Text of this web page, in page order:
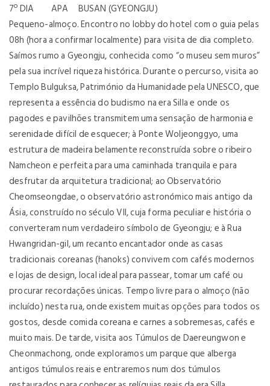
7º DIA APA BUSAN (GYEONGJU)
Pequeno-almoço. Encontro no lobby do hotel com o guia pelas
08h (hora a confirmar localmente) para visita de dia completo.
Saímos rumo a Gyeongju, conhecida como “o museu sem muros”
pela sua incrível riqueza histórica. Durante o percurso, visita ao
Templo Bulguksa, Património da Humanidade pela UNESCO, que
representa a essência do budismo na era Silla e onde os
pagodes e pavilhões transmitem uma sensação de harmonia e
serenidade difícil de esquecer; à Ponte Woljeonggyo, uma
estrutura de madeira belamente reconstruída sobre o ribeiro
Namcheon e perfeita para uma caminhada tranquila e para
desfrutar da arquitetura tradicional; ao Observatório
Cheomseongdae, o observatório astronómico mais antigo da
Ásia, construído no século VII, cuja forma peculiar e história o
converteram num verdadeiro símbolo de Gyeongju; e à Rua
Hwangridan-gil, um recanto encantador onde as casas
tradicionais coreanas (hanoks) convivem com cafés modernos
e lojas de design, local ideal para passear, tomar um café ou
procurar recordações únicas. Tempo livre para o almoço (não
incluído) nesta rua, onde existem muitas opções para todos os
gostos, desde comida coreana e carnes a sobremesas, cafés e
muito mais. De tarde, visita aos Túmulos de Daereungwon e
Cheonmachong, onde exploramos um parque que alberga
antigos túmulos reais e entraremos num dos túmulos